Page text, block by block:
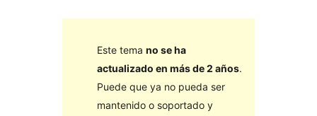
Este tema no se ha
actualizado en más de 2 años.
Puede que ya no pueda ser
mantenido o soportado y